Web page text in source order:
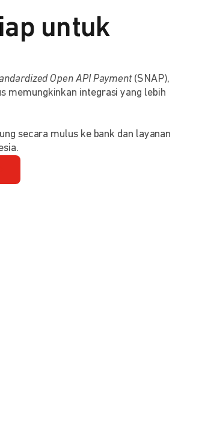
untuk
Open API Payment(SNAP),
memungkinkan integrasi yang lebih
secara mulus ke bank dan layanan